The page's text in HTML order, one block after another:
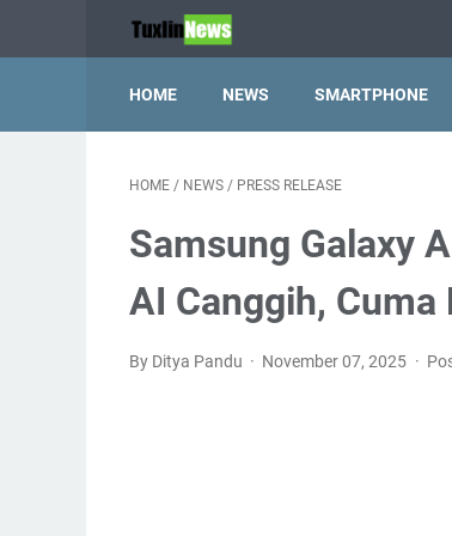
HOME NEWS SMARTPHONE
HOME / NEWS / PRESS RELEASE
Samsung Galaxy
AI Canggih, Cuma
By Ditya Pandu November 07, 2025